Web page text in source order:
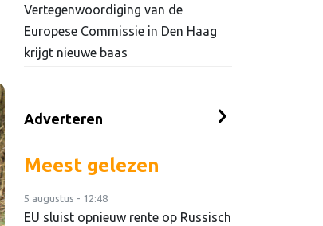
Vertegenwoordiging van de
Europese Commissie in Den Haag
krijgt nieuwe baas
Adverteren
Meest gelezen
5 augustus - 12:48
EU sluist opnieuw rente op Russisch